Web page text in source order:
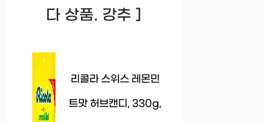
다 상품. 강추 ]
리콜라 스위스 레몬민
트맛 허브캔디, 330g,